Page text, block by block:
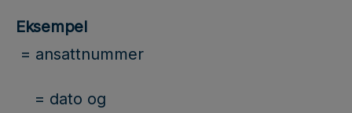
Eksempel
= ansattnummer
= dato og